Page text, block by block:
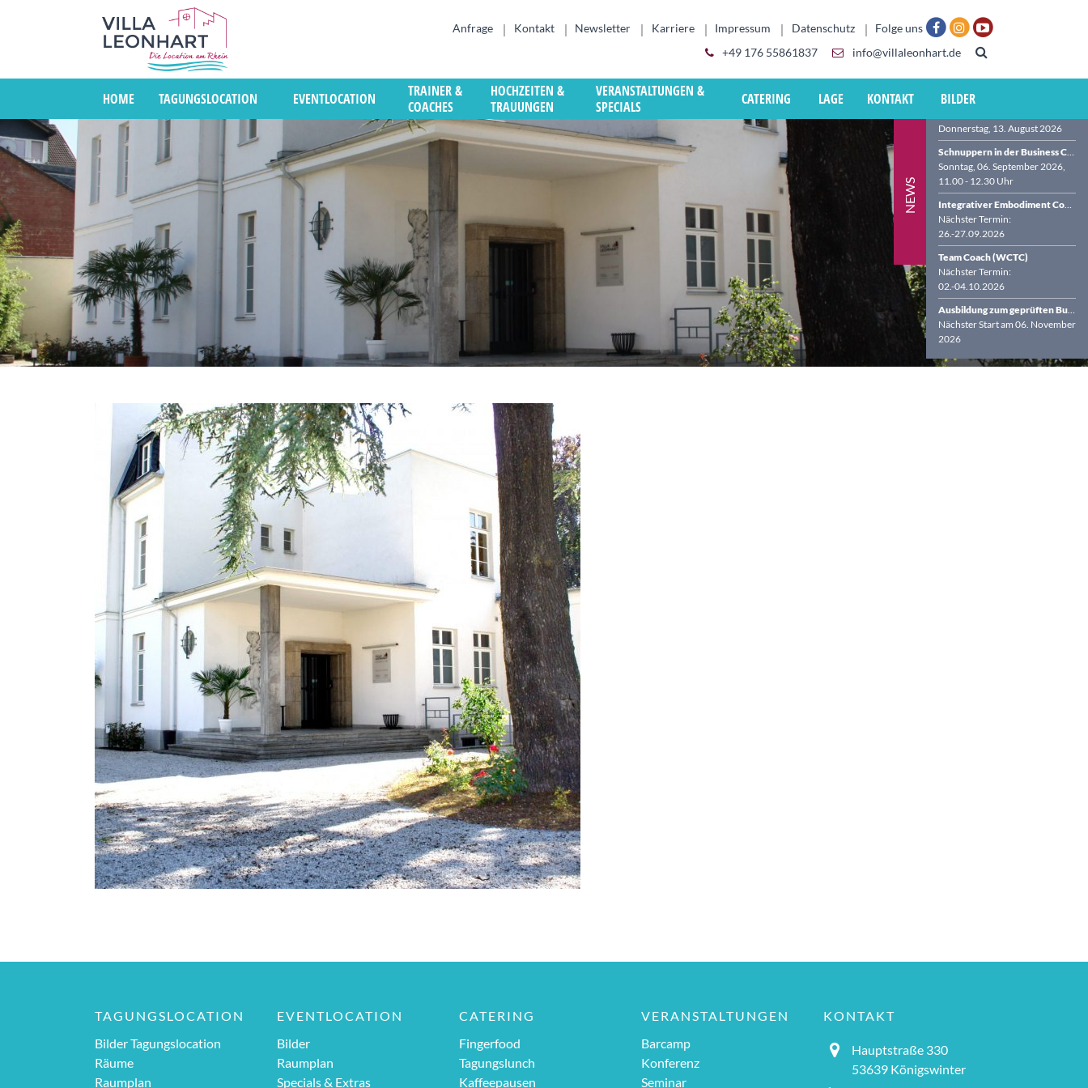
Anfrage Kontakt Newsletter Karriere Impressum Datenschutz
Folge uns
+49 176 55861837
info@villaleonhart.de
HOME TAGUNGSLOCATION EVENTLOCATION
TRAINER &
COACHES
HOCHZEITEN &
TRAUUNGEN
VERANSTALTUNGEN &
SPECIALS
CATERING LAGE KONTAKT BILDER
NEWS
Donnerstag, 13. August 2026
Schnuppern in der Business Coach-Ausbildung in der VILLA LEONHART
Sonntag, 06. September 2026,
11.00 - 12.30 Uhr
Integrativer Embodiment Coach (WCTC)
Nächster Termin:
26.-27.09.2026
Team Coach (WCTC)
Nächster Termin:
02.-04.10.2026
Ausbildung zum geprüften Business Coach (BDVT & WCTC)
Nächster Start am 06. November
2026
TAGUNGSLOCATION
Bilder Tagungslocation
Räume
Raumplan
EVENTLOCATION
Bilder
Raumplan
Specials & Extras
CATERING
Fingerfood
Tagungslunch
Kaffeepausen
VERANSTALTUNGEN
Barcamp
Konferenz
Seminar
KONTAKT
Hauptstraße 330
53639 Königswinter